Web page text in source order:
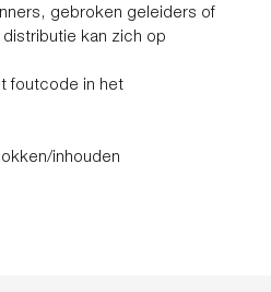
gebroken geleiders of
kan zich op
foutcode in het
inhouden